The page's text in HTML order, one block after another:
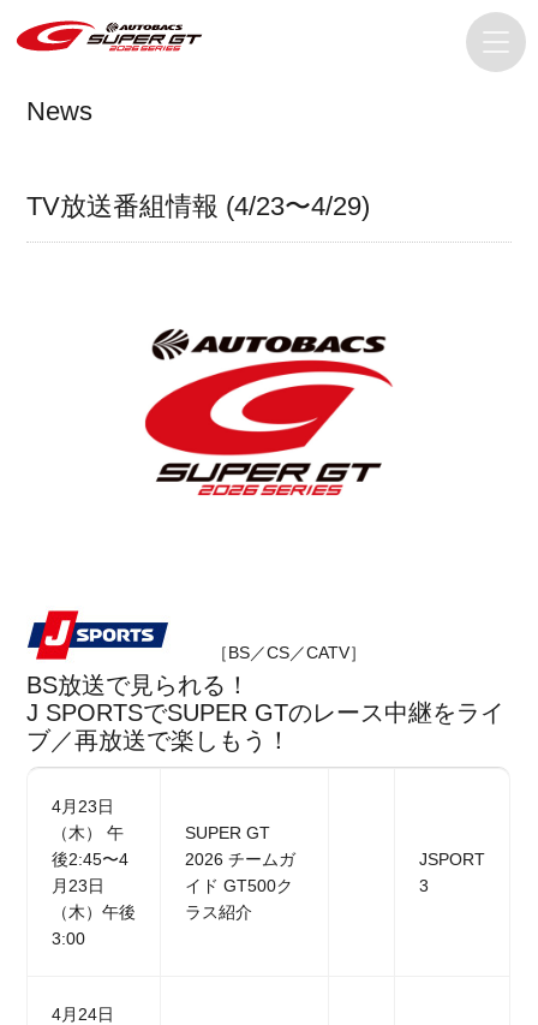
News
TV放送番組情報 (4/23〜4/29)
［BS／CS／CATV］
BS放送で見られる！
J SPORTSでSUPER GTのレース中継をライ
ブ／再放送で楽しもう！
4月23日
（木） 午
後2:45〜4
月23日
（木）午後
3:00
SUPER GT
2026 チームガ
イド GT500ク
ラス紹介
JSPORT
3
4月24日